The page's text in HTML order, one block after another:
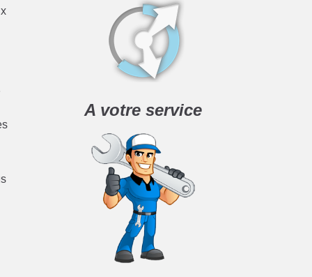
A votre service